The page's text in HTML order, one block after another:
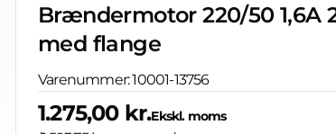
Brændermotor 220/50 1,6A
med flange
Varenummer:10001-13756
1.275,00 kr.Ekskl. moms